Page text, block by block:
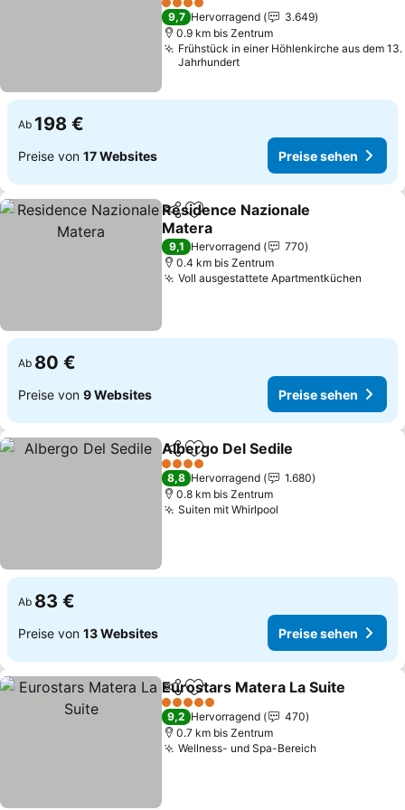
Preise sehen
4 Sterne
9,7 Hervorragend
3.649
0.9 km bis Zentrum
Frühstück in einer Höhlenkirche aus dem 13.
Jahrhundert
Ab 198 €
Preise von 17 Websites Preise sehen
TeilenZu Favoriten hinzufügen
Residence Nazionale
Matera
Preise sehen
9,1 Hervorragend
770
0.4 km bis Zentrum
Voll ausgestattete Apartmentküchen
Ab 80 €
Preise von 9 Websites Preise sehen
TeilenZu Favoriten hinzufügen
Albergo Del Sedile
4 Sterne
8,8 Hervorragend
1.680
0.8 km bis Zentrum
Suiten mit Whirlpool
Ab 83 €
Preise von 13 Websites Preise sehen
TeilenZu Favoriten hinzufügen
Eurostars Matera La Suite
5 Sterne
9,2 Hervorragend
470
0.7 km bis Zentrum
Wellness- und Spa-BereichPreise sehen